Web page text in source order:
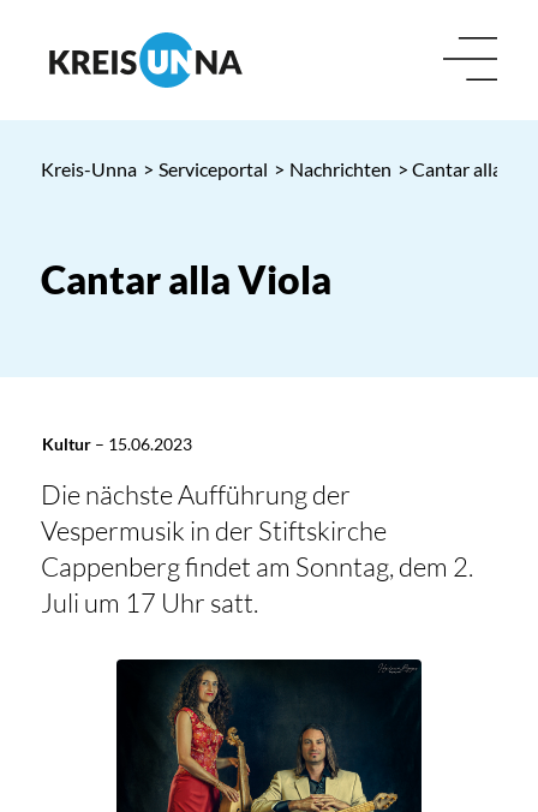
Kreis-Unna > Serviceportal > Nachrichten > Cantar alla
Cantar alla Viola
Kultur– 15.06.2023
Die nächste Aufführung der
Vespermusik in der Stiftskirche
Cappenberg findet am Sonntag, dem 2.
Juli um 17 Uhr satt.